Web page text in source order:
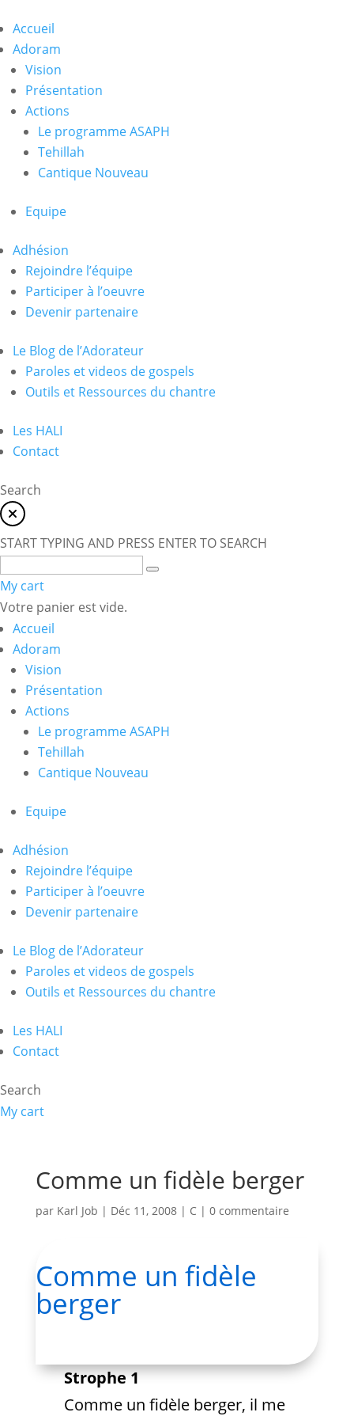
Accueil
Adoram
Vision
Présentation
Actions
Le programme ASAPH
Tehillah
Cantique Nouveau
Equipe
Adhésion
Rejoindre l’équipe
Participer à l’oeuvre
Devenir partenaire
Le Blog de l’Adorateur
Paroles et videos de gospels
Outils et Ressources du chantre
Les HALI
Contact
Search
START TYPING AND PRESS ENTER TO SEARCH
My cart
Votre panier est vide.
Accueil
Adoram
Vision
Présentation
Actions
Le programme ASAPH
Tehillah
Cantique Nouveau
Equipe
Adhésion
Rejoindre l’équipe
Participer à l’oeuvre
Devenir partenaire
Le Blog de l’Adorateur
Paroles et videos de gospels
Outils et Ressources du chantre
Les HALI
Contact
Search
My cart
Comme un fidèle berger
par Karl Job | Déc 11, 2008| C| 0 commentaire
Comme un fidèle
berger
Strophe 1
Comme un fidèle berger, il me